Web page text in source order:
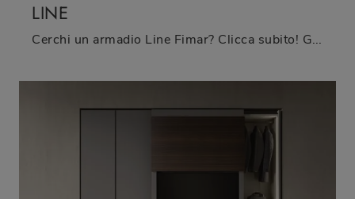
LINE
Cerchi un armadio Line Fimar? Clicca subito! Gli armadi a muro con ante scorrevoli ti aspettano.